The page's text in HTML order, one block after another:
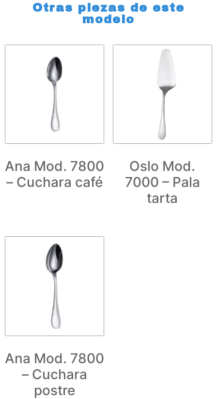
Otras piezas de este
modelo
Ana Mod. 7800
– Cuchara café
Oslo Mod.
7000 – Pala
tarta
Ana Mod. 7800
– Cuchara
postre